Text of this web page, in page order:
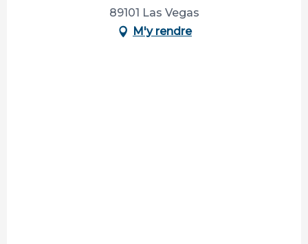
89101 Las Vegas
M'y rendre